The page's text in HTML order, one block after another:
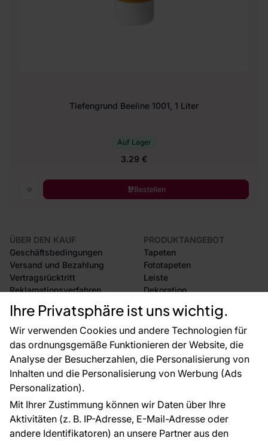
Ihre Privatsphäre ist uns wichtig.
Wir verwenden Cookies und andere Technologien für
das ordnungsgemäße Funktionieren der Website, die
Analyse der Besucherzahlen, die Personalisierung von
Inhalten und die Personalisierung von Werbung (Ads
Personalization).
Mit Ihrer Zustimmung können wir Daten über Ihre
Aktivitäten (z. B. IP-Adresse, E-Mail-Adresse oder
andere Identifikatoren) an unsere Partner aus den
Tiefengrund Beeline 1001, 1 Liter
Auf Lager
3.29 €
Bestellen
ÜBER DEN KAUF
Geschäftsbedingungen
Versand und Bezahlung
Vertragsrücktritt
Reklamationsverfahren
Rücksendung von Waren
CE-Zertifizierung
Großhandel
Raumvisualisierung
PRODUKTANGEBOT
Tapeten
Fototapeten
Leiste
Dekoration
Selbstklebende Folien
Zubehör
Tapetenmuster
FÜR SIE
Blog
EU-Projekte
Ratschläge und Tipps
FAQ
ÜBER DAS UNTERNEHMEN